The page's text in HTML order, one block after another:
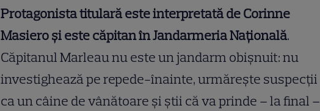
Protagonista titulară este interpretată de Corinne
Masiero și este căpitan în Jandarmeria Națională.
Căpitanul Marleau nu este un jandarm obișnuit: nu
investighează pe repede-înainte, urmărește suspecții
ca un câine de vânătoare și știi că va prinde – la final –